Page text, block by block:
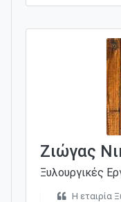
Ζιώγας
Ξυλουργικές
Η εταιρία